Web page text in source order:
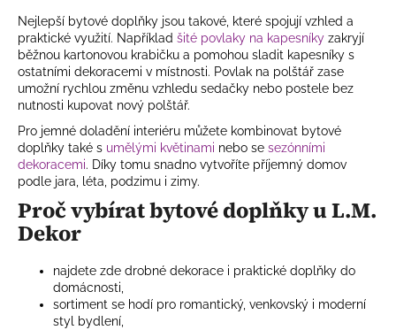
Nejlepší bytové doplňky jsou takové, které spojují vzhled a
praktické využití. Například šité povlaky na kapesníky zakryjí
běžnou kartonovou krabičku a pomohou sladit kapesníky s
ostatními dekoracemi v místnosti. Povlak na polštář zase
umožní rychlou změnu vzhledu sedačky nebo postele bez
nutnosti kupovat nový polštář.
Pro jemné doladění interiéru můžete kombinovat bytové
doplňky také s umělými květinami nebo se sezónními
dekoracemi. Díky tomu snadno vytvoříte příjemný domov
podle jara, léta, podzimu i zimy.
Proč vybírat bytové doplňky u L.M.
Dekor
najdete zde drobné dekorace i praktické doplňky do
domácnosti,
sortiment se hodí pro romantický, venkovský i moderní
styl bydlení,